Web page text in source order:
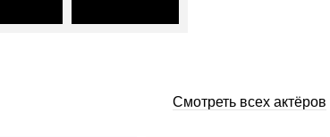
Смотреть всех актёров